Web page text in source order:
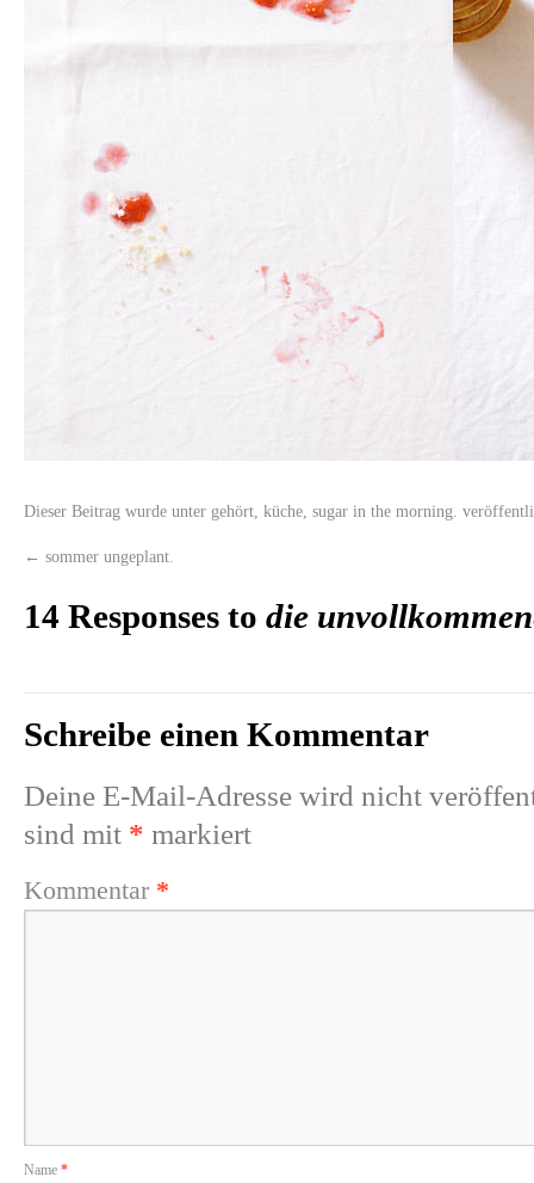
Dieser Beitrag wurde unter gehört küche sugar in the morning.
← sommer ungeplant.
14 Responses to die
Schreibe einen Kommentar
Deine E-Mail-Adresse wird nicht
sind mit * markiert
Kommentar *
Name *